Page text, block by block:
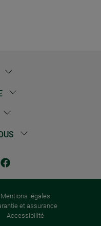
Mentions légales
et assurance
Accessibilité